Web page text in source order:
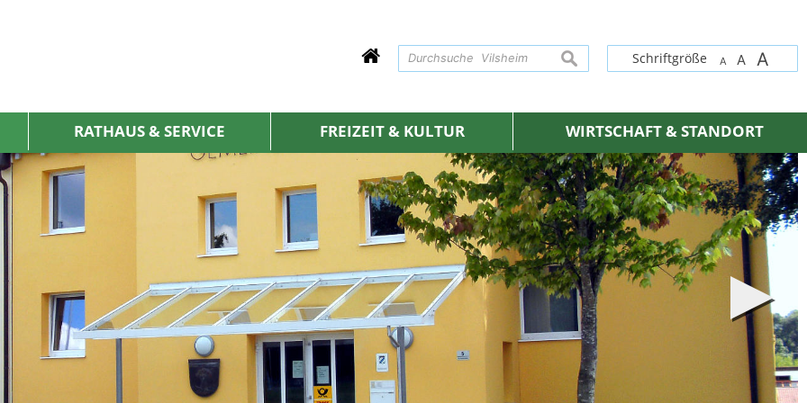
Schriftgröße A A A
suchen
RATHAUS & SERVICE FREIZEIT & KULTUR WIRTSCHAFT & STANDORT